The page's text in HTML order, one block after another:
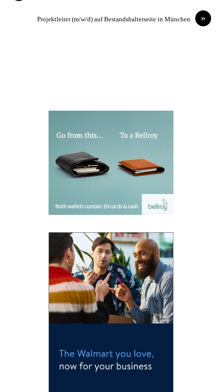
»
Projektleiter (m/w/d) auf Bestandshalterseite in München